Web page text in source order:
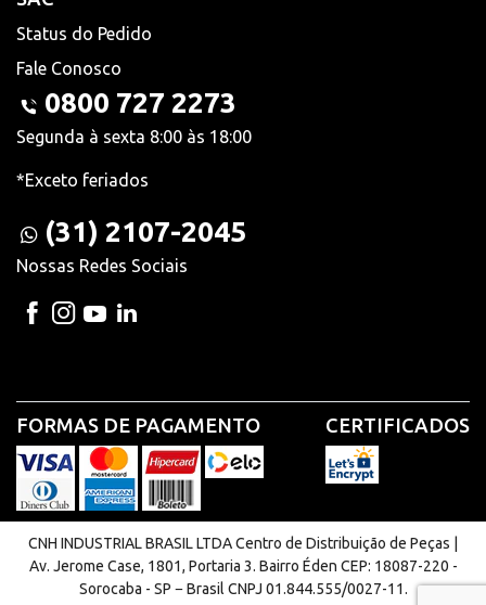
Status do Pedido
Fale Conosco
0800 727 2273
Segunda à sexta 8:00 às 18:00
*Exceto feriados
(31) 2107-2045
Nossas Redes Sociais
FORMAS DE PAGAMENTO CERTIFICADOS
CNH INDUSTRIAL BRASIL LTDA Centro de Distribuição de Peças |
Av. Jerome Case, 1801, Portaria 3. Bairro Éden CEP: 18087-220 -
Sorocaba - SP − Brasil CNPJ 01.844.555/0027-11.